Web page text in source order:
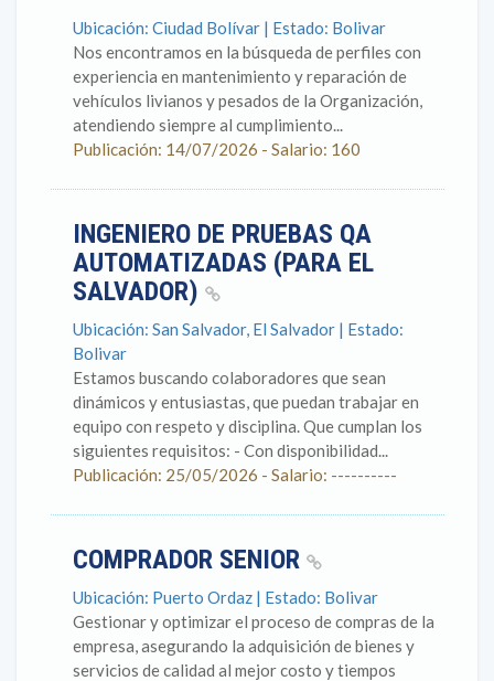
Ubicación: Ciudad Bolívar | Estado: Bolivar
Nos encontramos en la búsqueda de perfiles con
experiencia en mantenimiento y reparación de
vehículos livianos y pesados de la Organización,
atendiendo siempre al cumplimiento...
Publicación: 14/07/2026 - Salario: 160
INGENIERO DE PRUEBAS QA
AUTOMATIZADAS (PARA EL
SALVADOR)
Ubicación: San Salvador, El Salvador | Estado:
Bolivar
Estamos buscando colaboradores que sean
dinámicos y entusiastas, que puedan trabajar en
equipo con respeto y disciplina. Que cumplan los
siguientes requisitos: - Con disponibilidad...
Publicación: 25/05/2026 - Salario: ----------
COMPRADOR SENIOR
Ubicación: Puerto Ordaz | Estado: Bolivar
Gestionar y optimizar el proceso de compras de la
empresa, asegurando la adquisición de bienes y
servicios de calidad al mejor costo y tiempos